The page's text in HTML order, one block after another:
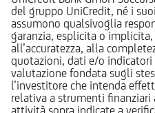
del gruppo UniCredit, né i
assumono qualsivoglia
garanzia, esplicita o
all’accuratezza, alla
quotazioni, dati e/o
valutazione fondata sugli
l’investitore che intenda
relativa a strumenti
attività sopra indicate a